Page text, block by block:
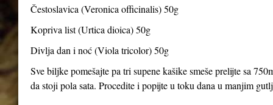
Čestoslavica (Veronica officinalis) 50g
Kopriva list (Urtica dioica) 50g
Divlja dan i noć (Viola tricolor) 50g
Sve biljke pomešajte pa tri supene kašike smeše prelijte sa
da stoji pola sata. Procedite i popijte u toku dana u manjim